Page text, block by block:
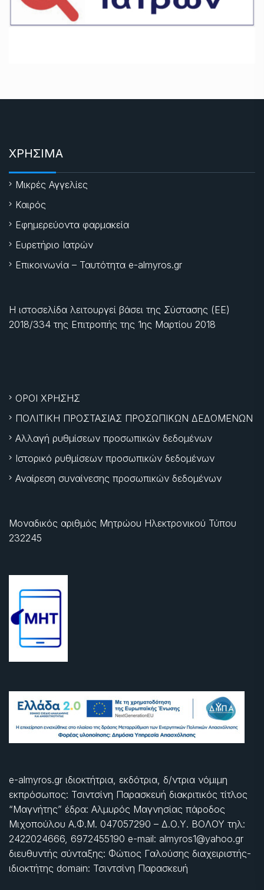
ΧΡΗΣΙΜΑ
Μικρές Αγγελίες
Καιρός
Εφημερεύοντα φαρμακεία
Ευρετήριο Ιατρών
Επικοινωνία – Ταυτότητα e-almyros.gr
Η ιστοσελίδα λειτουργεί βάσει της Σύστασης (ΕΕ)
2018/334 της Επιτροπής της 1ης Μαρτίου 2018
ΟΡΟΙ ΧΡΗΣΗΣ
ΠΟΛΙΤΙΚΗ ΠΡΟΣΤΑΣΙΑΣ ΠΡΟΣΩΠΙΚΩΝ ΔΕΔΟΜΕΝΩΝ
Αλλαγή ρυθμίσεων προσωπικών δεδομένων
Ιστορικό ρυθμίσεων προσωπικών δεδομένων
Αναίρεση συναίνεσης προσωπικών δεδομένων
Μοναδικός αριθμός Μητρώου Ηλεκτρονικού Τύπου
232245
e-almyros.gr ιδιοκτήτρια, εκδότρια, δ/ντρια νόμιμη
εκπρόσωπος: Τσιντσίνη Παρασκευή διακριτικός τίτλος
“Μαγνήτης” έδρα: Αλμυρός Μαγνησίας πάροδος
Μιχοπούλου Α.Φ.Μ. 047057290 – Δ.Ο.Υ. ΒΟΛΟΥ τηλ:
2422024666, 6972455190 e-mail: almyros1@yahoo.gr
διευθυντής σύνταξης: Φώτιος Γαλούσης διαχειριστής-
ιδιοκτήτης domain: Τσιντσίνη Παρασκευή